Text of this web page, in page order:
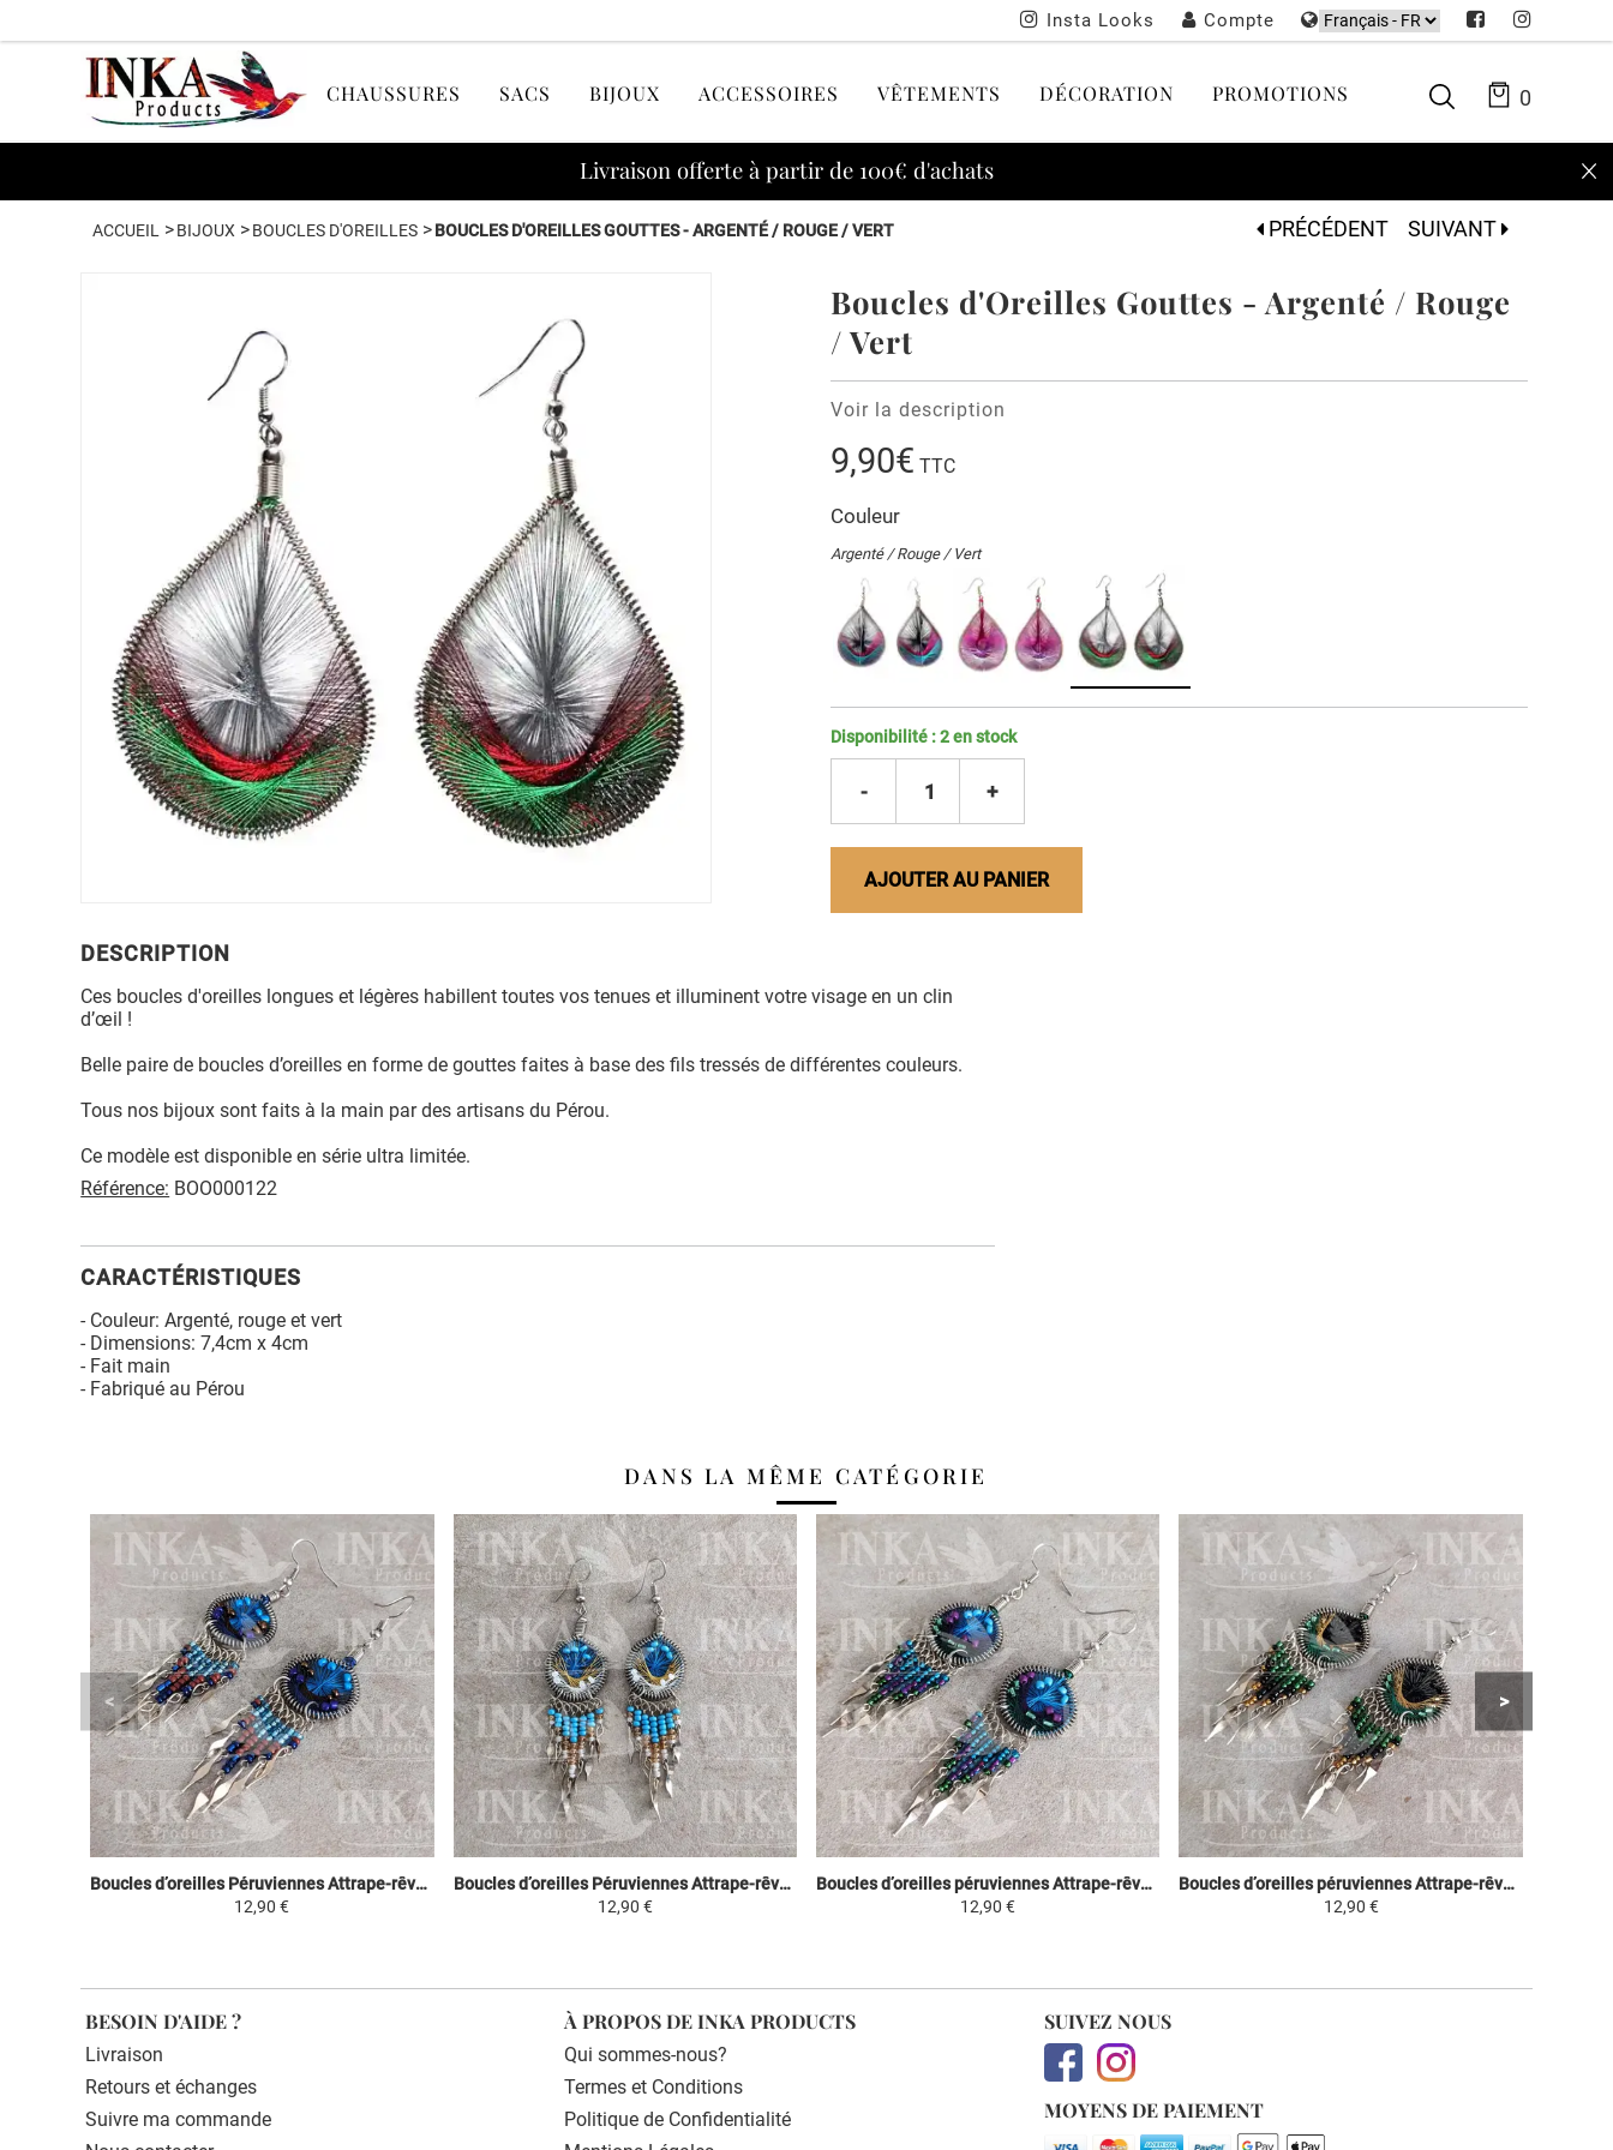
Insta Looks Compte
CHAUSSURES SACS BIJOUX ACCESSOIRES VÊTEMENTS DÉCORATION PROMOTIONS 0
Livraison offerte à partir de 100€ d'achats
ACCUEIL >BIJOUX >BOUCLES D'OREILLES >BOUCLES D'OREILLES GOUTTES - ARGENTÉ / ROUGE / VERT PRÉCÉDENT SUIVANT
Boucles d'Oreilles Gouttes - Argenté / Rouge
/ Vert
Voir la description
9,90€ TTC
Couleur
Argenté / Rouge / Vert
Disponibilité :2en stock
- 1 +
AJOUTER AU PANIER
DESCRIPTION
Ces boucles d'oreilles longues et légères habillent toutes vos tenues et illuminent votre visage en un clin
d’œil !
Belle paire de boucles d’oreilles en forme de gouttes faites à base des fils tressés de différentes couleurs.
Tous nos bijoux sont faits à la main par des artisans du Pérou.
Ce modèle est disponible en série ultra limitée.
Référence: BOO000122
CARACTÉRISTIQUES
- Couleur: Argenté, rouge et vert
- Dimensions: 7,4cm x 4cm
- Fait main
- Fabriqué au Pérou
DANS LA MÊME CATÉGORIE
Boucles d’oreilles Péruviennes Attrape-rêves - Bleu ciel, Marron & Violet
12,90 €
Boucles d’oreilles Péruviennes Attrape-rêves - Bleu ciel, Jaune & Blanc
12,90 €
Boucles d’oreilles péruviennes Attrape-rêves - Bleu ciel, violet & vert
12,90 €
Boucles d’oreilles péruviennes Attrape-rêves - Noir, Jaune et Vert
12,90 €
BESOIN D'AIDE ?
Livraison
Retours et échanges
Suivre ma commande
À PROPOS DE INKA PRODUCTS
Qui sommes-nous?
Termes et Conditions
Politique de Confidentialité
SUIVEZ NOUS
MOYENS DE PAIEMENT